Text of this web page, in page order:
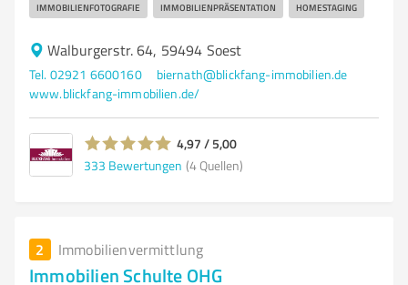
IMMOBILIENFOTOGRAFIE IMMOBILIENPRÄSENTATION HOMESTAGING
Walburgerstr. 64, 59494 Soest
Tel. 02921 6600160
biernath@blickfang-immobilien.de
www.blickfang-immobilien.de/
4,97 / 5,00
333 Bewertungen (4 Quellen)
2 Immobilienvermittlung
Immobilien Schulte OHG